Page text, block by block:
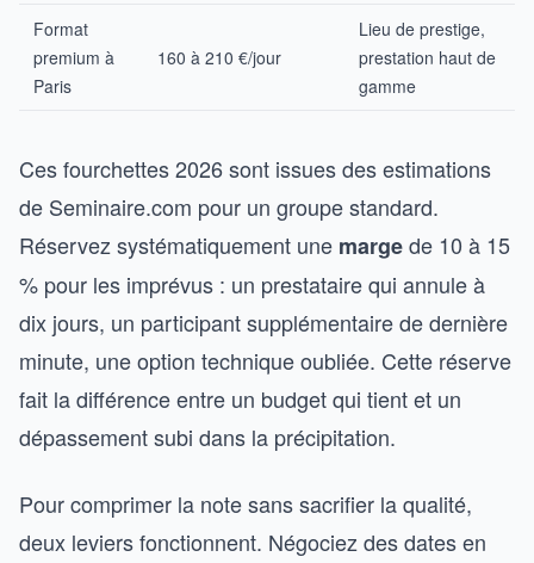
Format
premium à
Paris
160 à 210 €/jour
Lieu de prestige,
prestation haut de
gamme
Ces fourchettes 2026 sont issues des estimations
de Seminaire.com pour un groupe standard.
Réservez systématiquement une margede 10 à 15
% pour les imprévus : un prestataire qui annule à
dix jours, un participant supplémentaire de dernière
minute, une option technique oubliée. Cette réserve
fait la différence entre un budget qui tient et un
dépassement subi dans la précipitation.
Pour comprimer la note sans sacrifier la qualité,
deux leviers fonctionnent. Négociez des dates en